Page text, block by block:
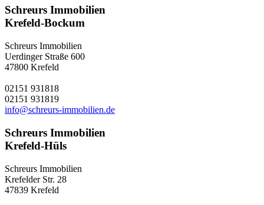
Schreurs Immobilien
Krefeld-Bockum
Schreurs Immobilien
Uerdinger Straße 600
47800 Krefeld
02151 931818
02151 931819
info@schreurs-immobilien.de
Schreurs Immobilien
Krefeld-Hüls
Schreurs Immobilien
Krefelder Str. 28
47839 Krefeld